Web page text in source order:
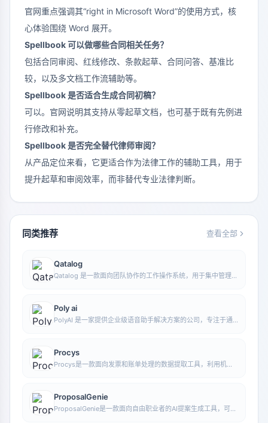
官网重点强调其“right in Microsoft Word”的使用方式，核
心体验围绕 Word 展开。
Spellbook 可以做哪些合同相关任务？
包括合同审阅、红线修改、条款起草、合同问答、基准比
较，以及多文档工作流辅助等。
Spellbook 是否适合生成合同初稿？
可以。官网说明其支持从零起草文档，也可基于既有先例进
行修改和补充。
Spellbook 是否完全替代律师审阅？
从产品定位来看，它更适合作为法律工作的辅助工具，用于
提升起草和审阅效率，而非替代专业法律判断。
同类推荐 查看全部
Qatalog
Qatalog 是一款面向团队协作的工作操作系统，用于集中管理人
Poly ai
PolyAI 是一家提供企业级语音助手解决方案的公司，专注于通
Procys
Procys是一款面向发票和账单处理的数据提取工具，利用机器
ProposalGenie
ProposalGenie是一款面向自由职业者的AI提案生成工具，可为